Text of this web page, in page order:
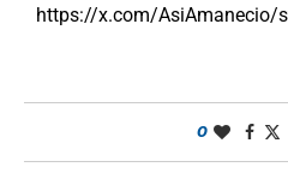
https://x.com/AsiAmanecio/
0